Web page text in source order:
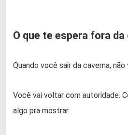
O que te espera fora da
Quando você sair da caverna, não
Você vai voltar com autoridade.
algo pra mostrar.